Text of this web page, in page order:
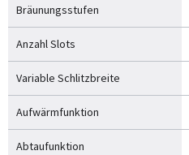
Bräunungsstufen
Anzahl Slots
Variable Schlitzbreite
Aufwärmfunktion
Abtaufunktion